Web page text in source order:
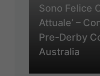
Sono Felice
Attuale’ –
Pre-Derby
Australia